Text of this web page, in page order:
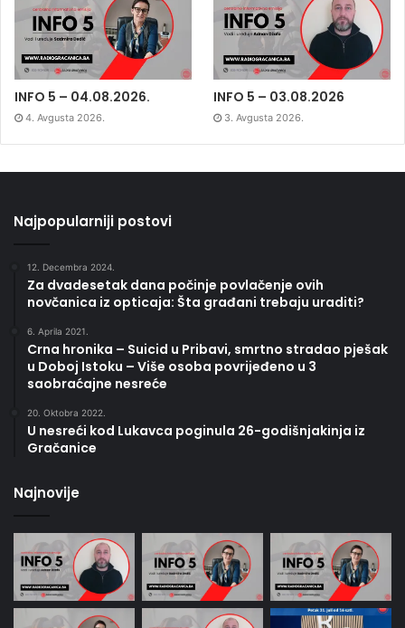
INFO 5 – 04.08.2026.
4. Avgusta 2026.
INFO 5 – 03.08.2026
3. Avgusta 2026.
Najpopularniji postovi
12. Decembra 2024.
Za dvadesetak dana počinje povlačenje ovih
novčanica iz opticaja: Šta građani trebaju uraditi?
6. Aprila 2021.
Crna hronika – Suicid u Pribavi, smrtno stradao pješak
u Doboj Istoku – Više osoba povrijeđeno u 3
saobraćajne nesreće
20. Oktobra 2022.
U nesreći kod Lukavca poginula 26-godišnjakinja iz
Gračanice
Najnovije